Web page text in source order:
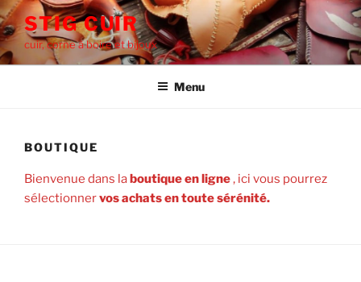
Aller
au
contenu
principal
STIG CUIR
cuir, corne à boire et bijoux
Menu
BOUTIQUE
Bienvenue dans laboutique en ligne, ici vous pourrez
sélectionnervos achats en toute sérénité.